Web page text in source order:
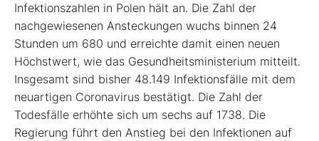
Infektionszahlen in Polen hält an. Die Zahl der
nachgewiesenen Ansteckungen wuchs binnen 24
Stunden um 680 und erreichte damit einen neuen
Höchstwert, wie das Gesundheitsministerium mitteilt.
Insgesamt sind bisher 48.149 Infektionsfälle mit dem
neuartigen Coronavirus bestätigt. Die Zahl der
Todesfälle erhöhte sich um sechs auf 1738. Die
Regierung führt den Anstieg bei den Infektionen auf